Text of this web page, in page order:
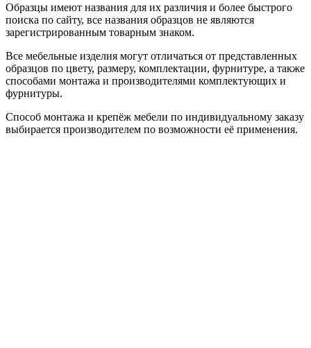
Образцы имеют названия для их различия и более быстрого
поиска по сайту, все названия образцов не являются
зарегистрированным товарным знаком.
Все мебельные изделия могут отличаться от представленных
образцов по цвету, размеру, комплектации, фурнитуре, а также
способами монтажа и производителями комплектующих и
фурнитуры.
Способ монтажа и крепёж мебели по индивидуальному заказу
выбирается производителем по возможности её применения.